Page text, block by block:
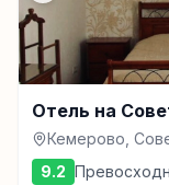
Отель на
Кемерово,
9.2